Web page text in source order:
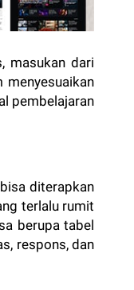
masukan dari
menyesuaikan
pembelajaran
diterapkan
terlalu rumit
berupa tabel
respons, dan